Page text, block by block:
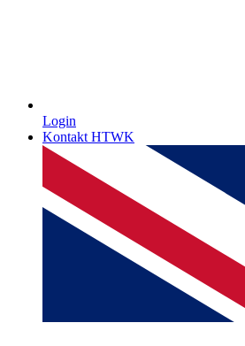
Login
Kontakt HTWK